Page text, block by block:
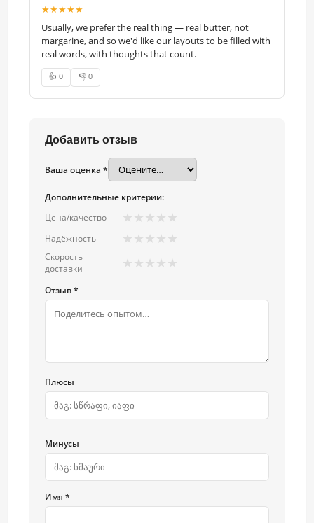
★★★★★
Usually, we prefer the real thing — real butter, not
margarine, and so we'd like our layouts to be filled with
real words, with thoughts that count.
👍 0 👎 0
Добавить отзыв
Ваша оценка *
Дополнительные критерии:
Цена/качество
★ ★ ★ ★ ★
Надёжность ★ ★ ★ ★ ★
Скорость
доставки
★ ★ ★ ★ ★
Отзыв *
Плюсы
Минусы
Имя *